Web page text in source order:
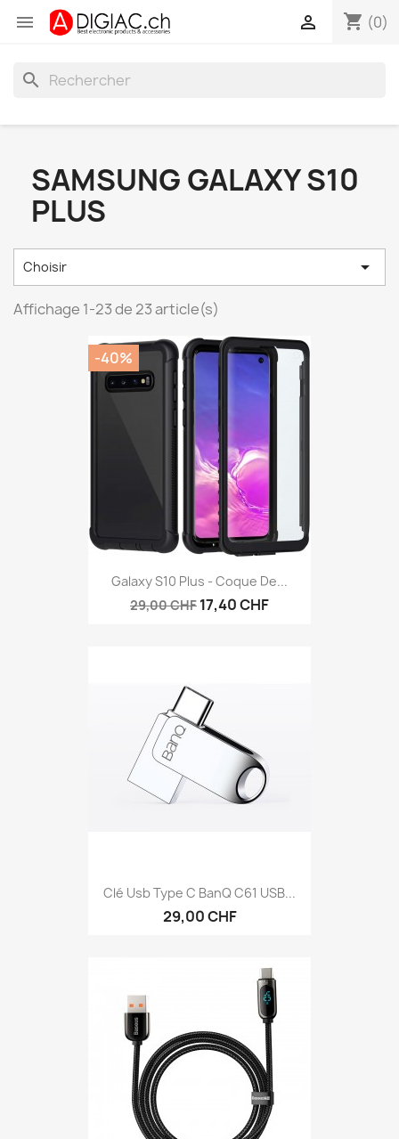
 shopping_cart (0)

search
SAMSUNG GALAXY S10
PLUS
Choisir 
Affichage 1-23 de 23 article(s)
Galaxy S10 Plus - Coque De...
29,00 CHF 17,40 CHF
-40%
Clé Usb Type C BanQ C61 USB...
29,00 CHF